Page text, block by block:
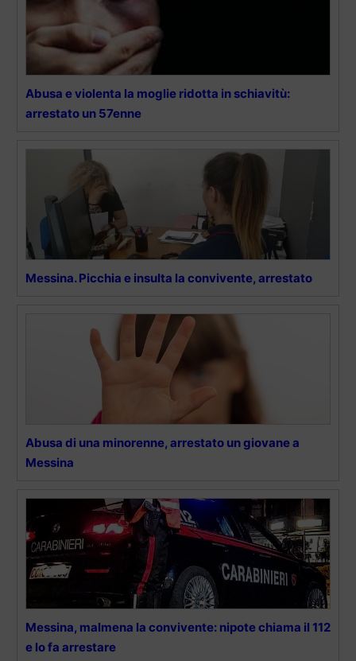
Abusa e violenta la moglie ridotta in schiavitù:
arrestato un 57enne
Messina. Picchia e insulta la convivente, arrestato
Abusa di una minorenne, arrestato un giovane a
Messina
Messina, malmena la convivente: nipote chiama il 112
e lo fa arrestare